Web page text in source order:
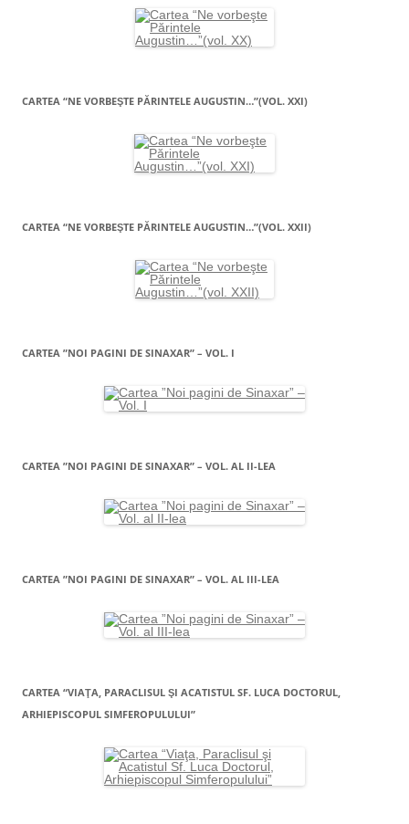
CARTEA “NE VORBEŞTE PĂRINTELE AUGUSTIN…”(VOL. XXI)
CARTEA “NE VORBEŞTE PĂRINTELE AUGUSTIN…”(VOL. XXII)
CARTEA ”NOI PAGINI DE SINAXAR” – VOL. I
CARTEA ”NOI PAGINI DE SINAXAR” – VOL. AL II-LEA
CARTEA ”NOI PAGINI DE SINAXAR” – VOL. AL III-LEA
CARTEA “VIAŢA, PARACLISUL ŞI ACATISTUL SF. LUCA DOCTORUL,
ARHIEPISCOPUL SIMFEROPULULUI”